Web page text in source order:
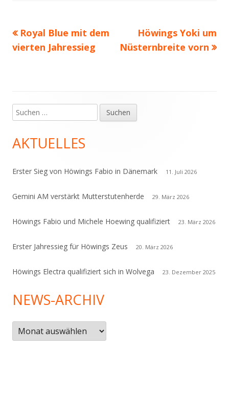
Beitragsnavigation
Vorheriger
Beitrag:
Royal Blue mit dem
vierten Jahressieg
Nächster
Beitrag
Höwings Yoki um
Nüsternbreite vorn
Haupt-
Seitenleiste
Suchen
nach:
AKTUELLES
Erster Sieg von Höwings Fabio in Dänemark 11. Juli 2026
Gemini AM verstärkt Mutterstutenherde 29. März 2026
Höwings Fabio und Michele Hoewing qualifiziert 23. März 2026
Erster Jahressieg für Höwings Zeus 20. März 2026
Höwings Electra qualifiziert sich in Wolvega 23. Dezember 2025
NEWS-ARCHIV
News-
Archiv